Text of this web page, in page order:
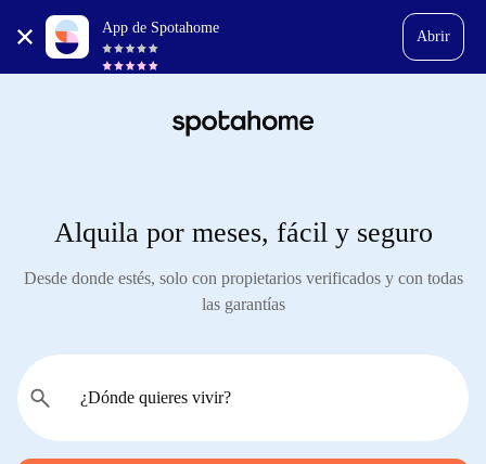
App de Spotahome
Abrir
Alquila por meses, fácil y seguro
Desde donde estés, solo con propietarios verificados y con todas
las garantías